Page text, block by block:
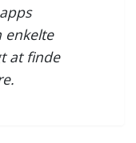
enkelte
at finde